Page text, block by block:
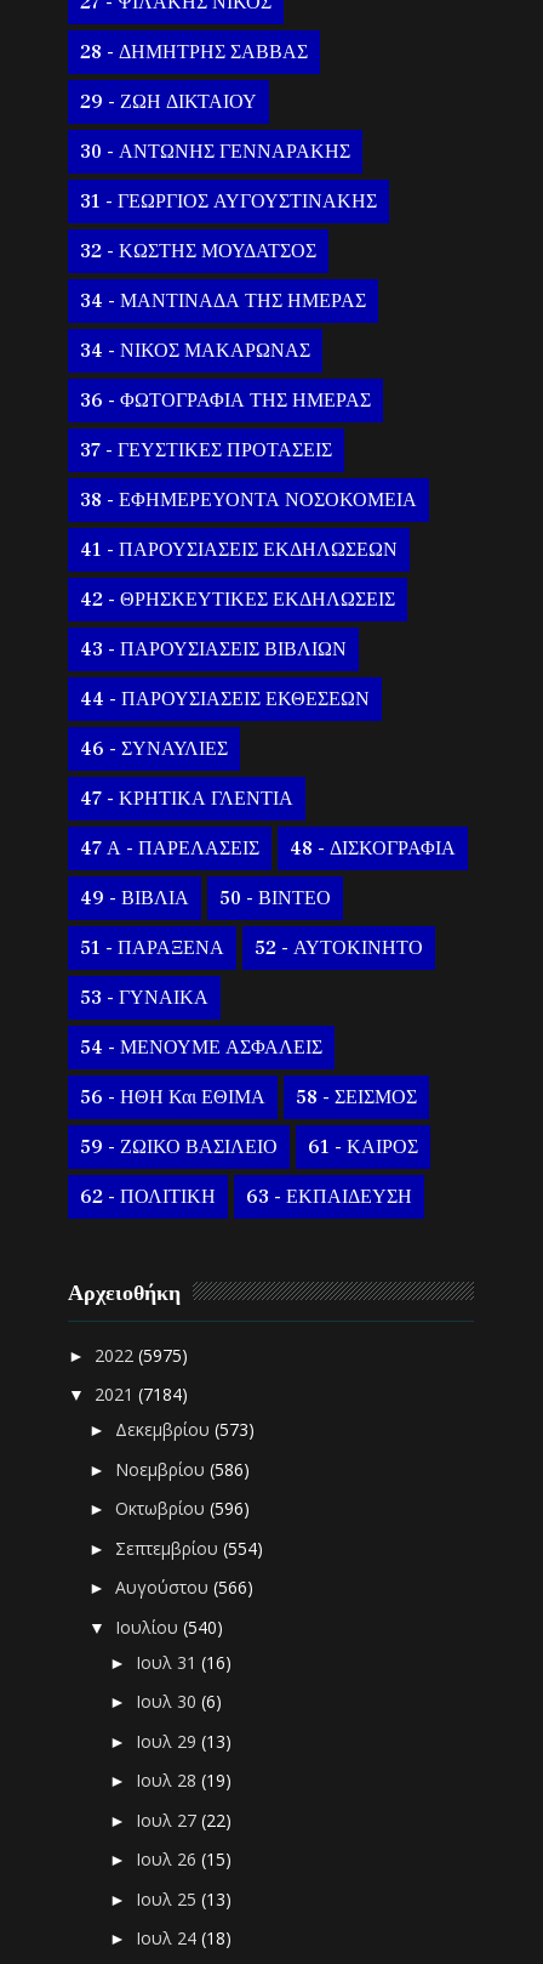
28 - ΔΗΜΗΤΡΗΣ ΣΑΒΒΑΣ
29 - ΖΩΗ ΔΙΚΤΑΙΟΥ
30 - ΑΝΤΩΝΗΣ ΓΕΝΝΑΡΑΚΗΣ
31 - ΓΕΩΡΓΙΟΣ ΑΥΓΟΥΣΤΙΝΑΚΗΣ
32 - ΚΩΣΤΗΣ ΜΟΥΔΑΤΣΟΣ
34 - ΜΑΝΤΙΝΑΔΑ ΤΗΣ ΗΜΕΡΑΣ
34 - ΝΙΚΟΣ ΜΑΚΑΡΩΝΑΣ
36 - ΦΩΤΟΓΡΑΦΙΑ ΤΗΣ ΗΜΕΡΑΣ
37 - ΓΕΥΣΤΙΚΕΣ ΠΡΟΤΑΣΕΙΣ
38 - ΕΦΗΜΕΡΕΥΟΝΤΑ ΝΟΣΟΚΟΜΕΙΑ
41 - ΠΑΡΟΥΣΙΑΣΕΙΣ ΕΚΔΗΛΩΣΕΩΝ
42 - ΘΡΗΣΚΕΥΤΙΚΕΣ ΕΚΔΗΛΩΣΕΙΣ
43 - ΠΑΡΟΥΣΙΑΣΕΙΣ ΒΙΒΛΙΩΝ
44 - ΠΑΡΟΥΣΙΑΣΕΙΣ ΕΚΘΕΣΕΩΝ
46 - ΣΥΝΑΥΛΙΕΣ
47 - ΚΡΗΤΙΚΑ ΓΛΕΝΤΙΑ
47 Α - ΠΑΡΕΛΑΣΕΙΣ 48 - ΔΙΣΚΟΓΡΑΦΙΑ
49 - ΒΙΒΛΙΑ 50 - ΒΙΝΤΕΟ
51 - ΠΑΡΑΞΕΝΑ 52 - ΑΥΤΟΚΙΝΗΤΟ
53 - ΓΥΝΑΙΚΑ
54 - ΜΕΝΟΥΜΕ ΑΣΦΑΛΕΙΣ
56 - ΗΘΗ Και ΕΘΙΜΑ 58 - ΣΕΙΣΜΟΣ
59 - ΖΩΙΚΟ ΒΑΣΙΛΕΙΟ 61 - ΚΑΙΡΟΣ
62 - ΠΟΛΙΤΙΚΗ 63 - ΕΚΠΑΙΔΕΥΣΗ
Αρχειοθήκη
► 2022(5975)
▼ 2021(7184)
► Δεκεμβρίου(573)
► Νοεμβρίου(586)
►Οκτωβρίου(596)
► Σεπτεμβρίου(554)
►Αυγούστου(566)
▼ Ιουλίου(540)
► Ιουλ 31(16)
► Ιουλ 30(6)
► Ιουλ 29(13)
► Ιουλ 28(19)
► Ιουλ 27(22)
► Ιουλ 26(15)
► Ιουλ 25(13)
► Ιουλ 24(18)